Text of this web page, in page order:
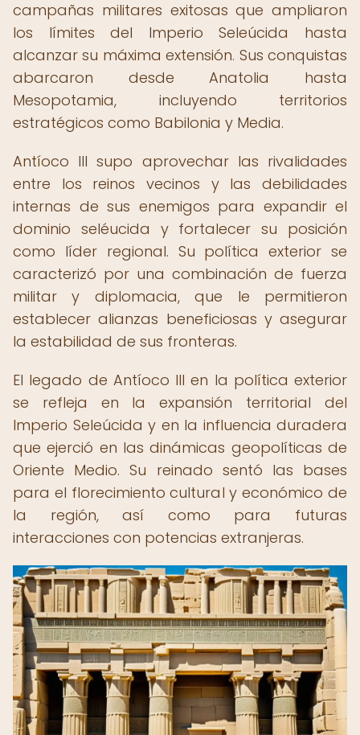
campañas militares exitosas que ampliaron
los límites del Imperio Seleúcida hasta
alcanzar su máxima extensión. Sus conquistas
abarcaron desde Anatolia hasta
Mesopotamia, incluyendo territorios
estratégicos como Babilonia y Media.
Antíoco III supo aprovechar las rivalidades
entre los reinos vecinos y las debilidades
internas de sus enemigos para expandir el
dominio seléucida y fortalecer su posición
como líder regional. Su política exterior se
caracterizó por una combinación de fuerza
militar y diplomacia, que le permitieron
establecer alianzas beneficiosas y asegurar
la estabilidad de sus fronteras.
El legado de Antíoco III en la política exterior
se refleja en la expansión territorial del
Imperio Seleúcida y en la influencia duradera
que ejerció en las dinámicas geopolíticas de
Oriente Medio. Su reinado sentó las bases
para el florecimiento cultural y económico de
la región, así como para futuras
interacciones con potencias extranjeras.